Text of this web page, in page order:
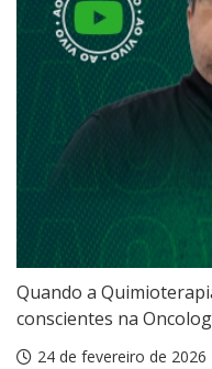
Quando a
conscientes na
24 de fevereiro de 2026